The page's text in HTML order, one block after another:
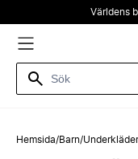
Världens
Hemsida/Barn/Underkläder